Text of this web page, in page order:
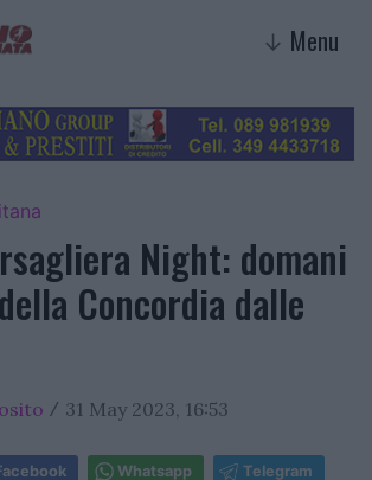
↓ Menu
Night: domani
Concordia dalle
/ 31 May 2023, 16:53
Whatsapp Telegram